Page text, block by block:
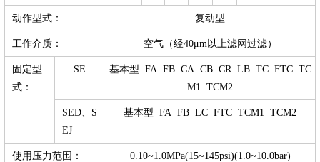
动作型式： 复动型
工作介质： 空气（经40μm以上滤网过滤）
固定型
式：
SE
基本型 FA FB CA CB CR LB TC FTC TC
M1 TCM2
SED、S
EJ
基本型 FA FB LC FTC TCM1 TCM2
使用压力范围： 0.10~1.0MPa(15~145psi)(1.0~10.0bar)